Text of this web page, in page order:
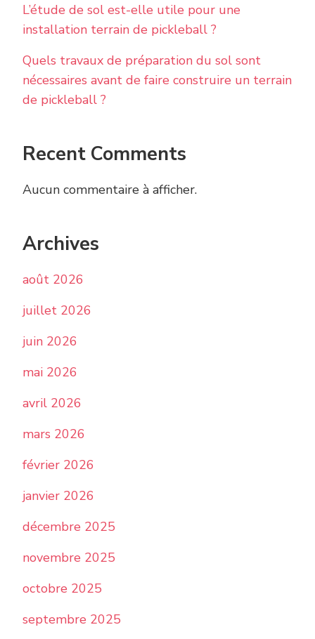
L’étude de sol est-elle utile pour une
installation terrain de pickleball ?
Quels travaux de préparation du sol sont
nécessaires avant de faire construire un terrain
de pickleball ?
Recent Comments
Aucun commentaire à afficher.
Archives
août 2026
juillet 2026
juin 2026
mai 2026
avril 2026
mars 2026
février 2026
janvier 2026
décembre 2025
novembre 2025
octobre 2025
septembre 2025